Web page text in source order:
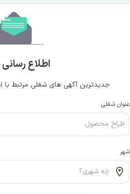
اطلاع
جدیدترین آگهی های شغلی مرتبط با
عنوان شغلی
شهر